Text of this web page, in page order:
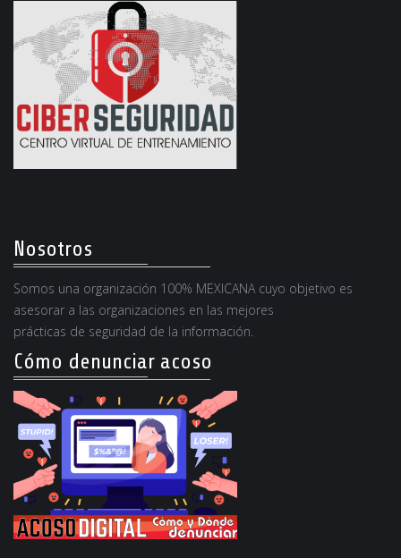
Nosotros
Somos una organización 100% MEXICANA cuyo objetivo es
asesorar a las organizaciones en las mejores
prácticas de seguridad de la información.
Cómo denunciar acoso